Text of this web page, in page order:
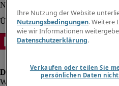
Ihre Nutzung der Website
Nutzungsbedingungen. Weitere
wie wir Informationen
Datenschutzerklärung.
Verkaufen oder teilen Sie
persönlichen Daten nicht